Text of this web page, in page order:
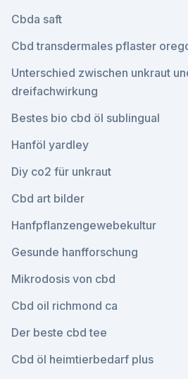
Cbda saft
Cbd transdermales pflaster
Unterschied zwischen unkraut
dreifachwirkung
Bestes bio cbd öl sublingual
Hanföl yardley
Diy co2 für unkraut
Cbd art bilder
Hanfpflanzengewebekultur
Gesunde hanfforschung
Mikrodosis von cbd
Cbd oil richmond ca
Der beste cbd tee
Cbd öl heimtierbedarf plus